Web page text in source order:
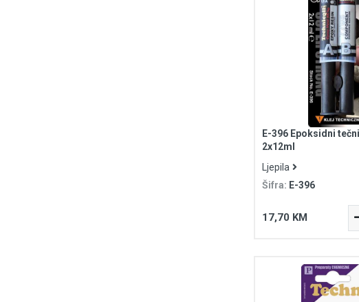
E-396 Epoksidni
2x12ml
Ljepila
Šifra: E-396
17,70 KM